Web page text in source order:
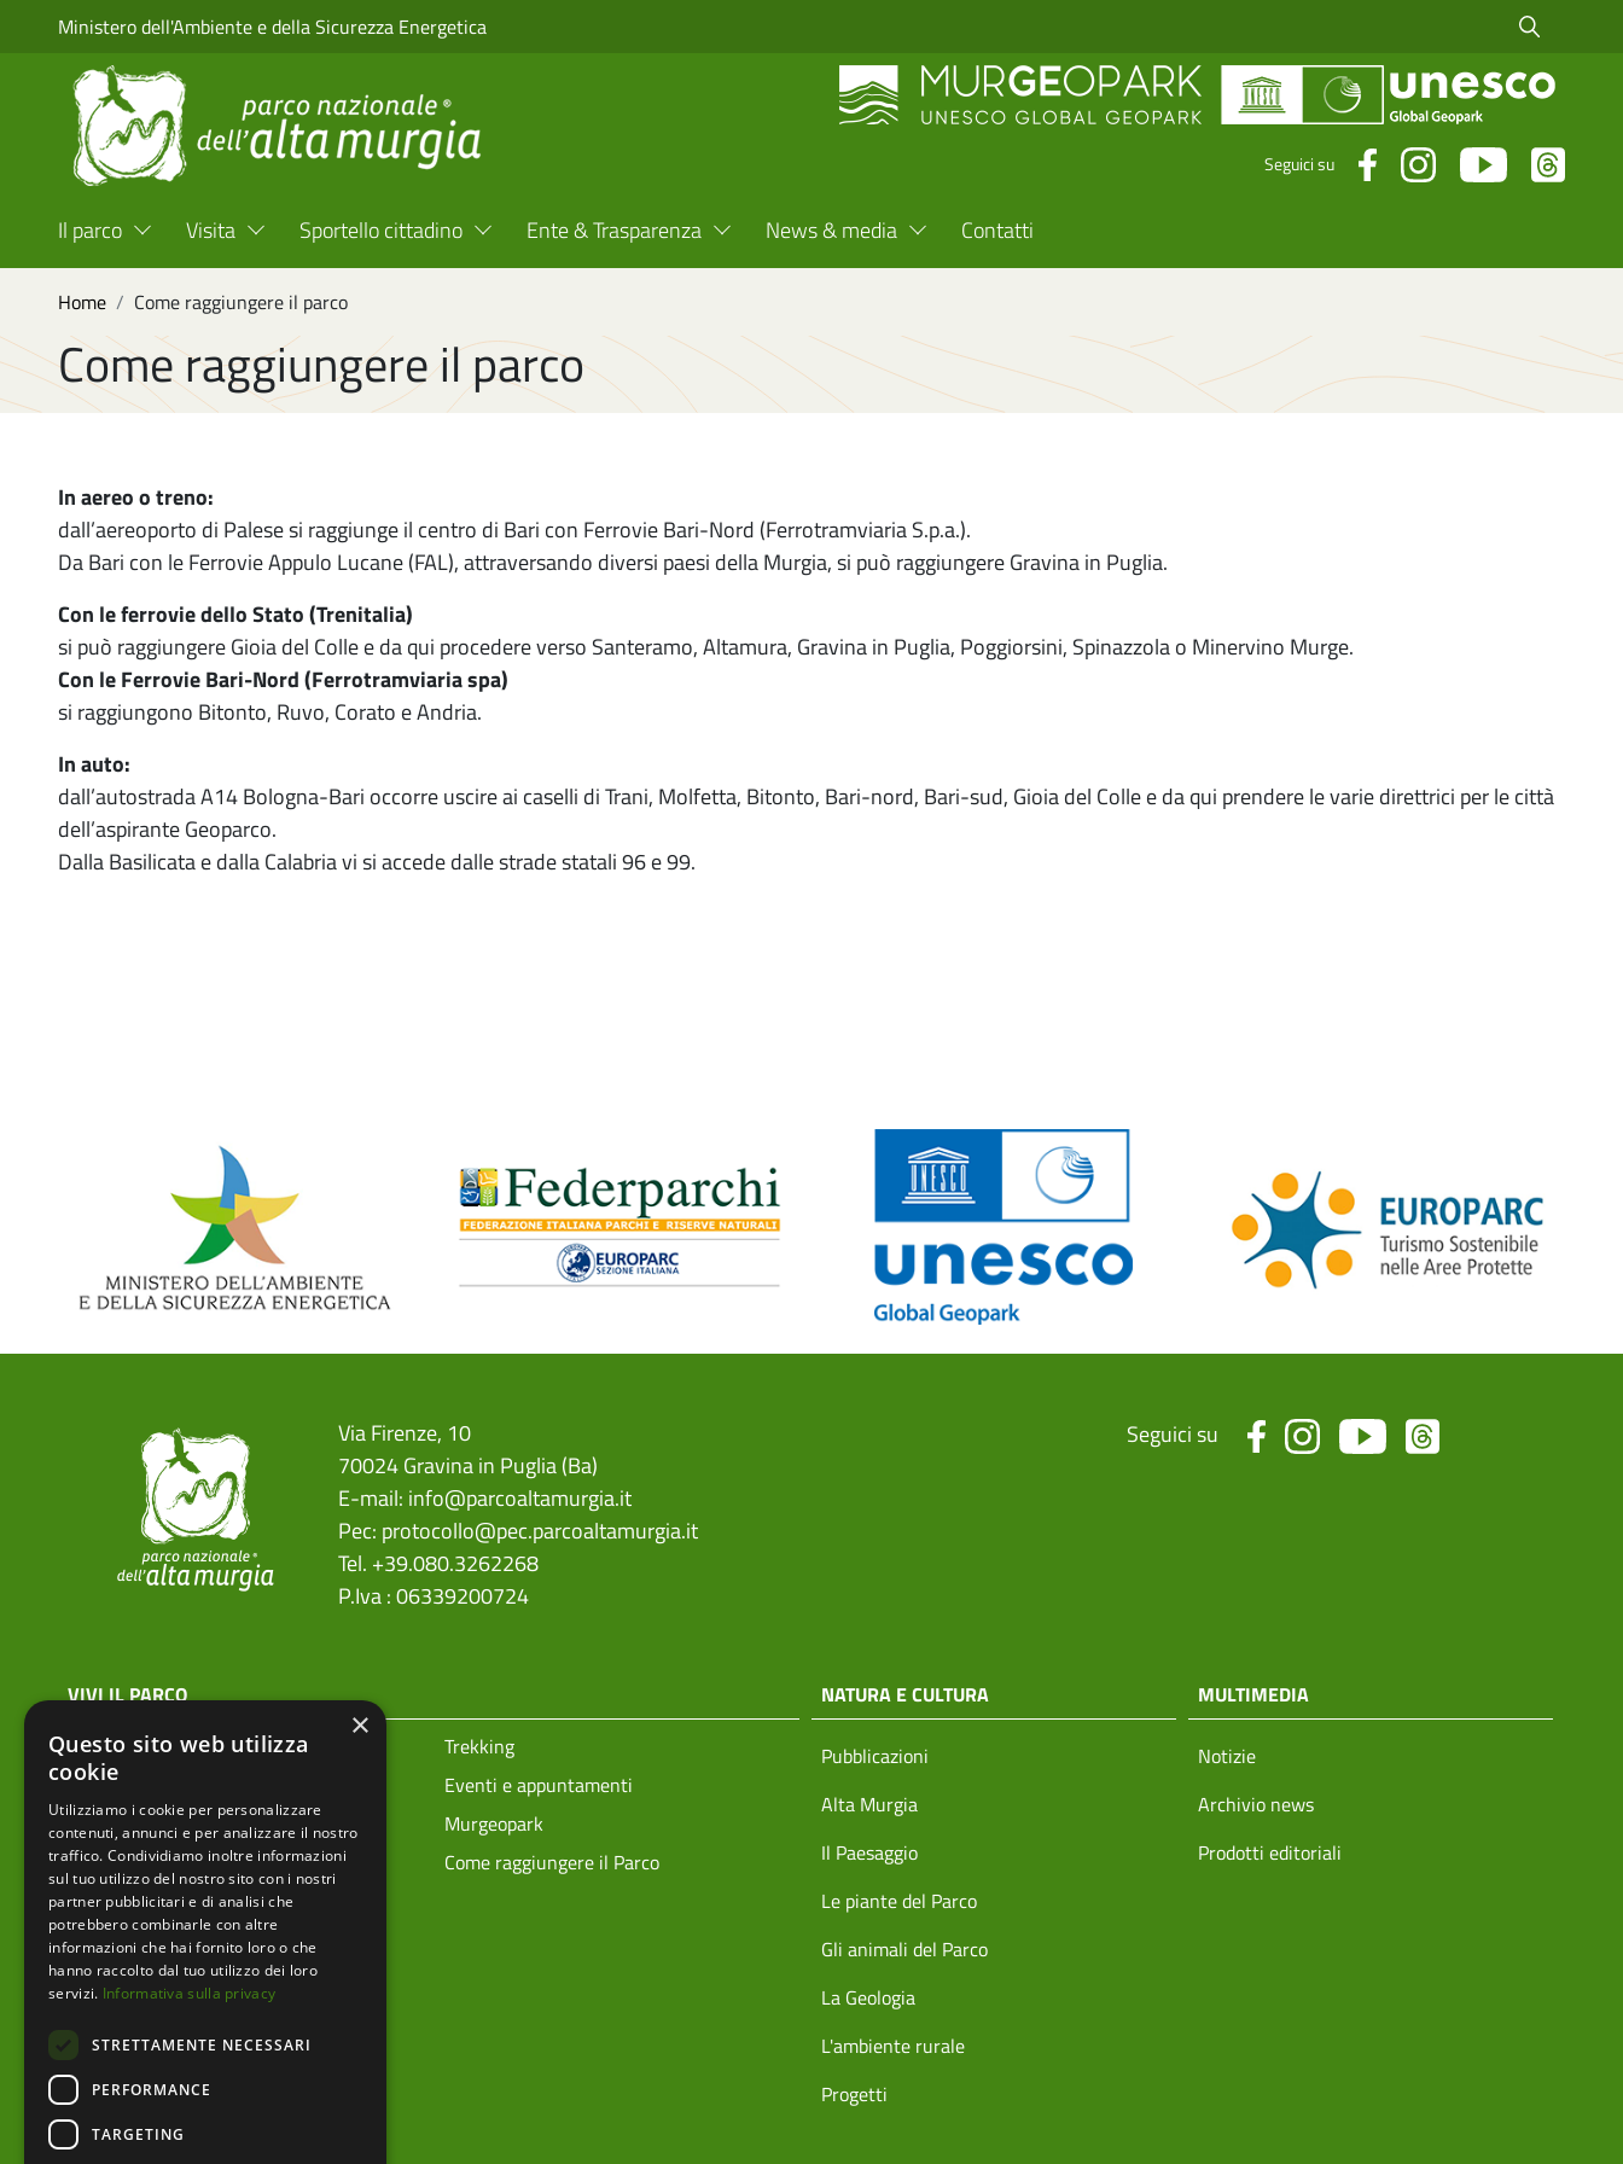
Salta al contenuto principale
Ministero dell'Ambiente e della Sicurezza Energetica Cerca fra i
Seguici su
Menu Top Header
Il parco Visita Sportello cittadino Ente & Trasparenza News & media Contatti
Home Come raggiungere il parco
Come raggiungere il parco
In aereo o treno:
dall’aereoporto di Palese si raggiunge il centro di Bari con Ferrovie Bari-Nord (Ferrotramviaria S.p.a.).
Da Bari con le Ferrovie Appulo Lucane (FAL), attraversando diversi paesi della Murgia, si può raggiungere Gravina in Puglia.
Con le ferrovie dello Stato (Trenitalia)
si può raggiungere Gioia del Colle e da qui procedere verso Santeramo, Altamura, Gravina in Puglia, Poggiorsini, Spinazzola o Minervino Murge.
Con le Ferrovie Bari-Nord (Ferrotramviaria spa)
si raggiungono Bitonto, Ruvo, Corato e Andria.
In auto:
dall’autostrada A14 Bologna-Bari occorre uscire ai caselli di Trani, Molfetta, Bitonto, Bari-nord, Bari-sud, Gioia del Colle e da qui prendere le varie direttrici per le città
dell’aspirante Geoparco.
Dalla Basilicata e dalla Calabria vi si accede dalle strade statali 96 e 99.
Via Firenze, 10
70024 Gravina in Puglia (Ba)
E-mail: info@parcoaltamurgia.it
Pec: protocollo@pec.parcoaltamurgia.it
Tel. +39.080.3262268
P.Iva : 06339200724
Seguici su
menu top footer
VIVI IL PARCO
Prenota la tua visita
Trekking
Ciclovie
Eventi e appuntamenti
Vivere i parchi in sicurezza
Murgeopark
Mappa tecnica
Come raggiungere il Parco
NATURA E CULTURA
Pubblicazioni
Alta Murgia
Il Paesaggio
Le piante del Parco
Gli animali del Parco
La Geologia
L'ambiente rurale
Progetti
MULTIMEDIA
Notizie
Archivio news
Prodotti editoriali
×
Questo sito web utilizza
cookie
Utilizziamo i cookie per personalizzare
contenuti, annunci e per analizzare il nostro
traffico. Condividiamo inoltre informazioni
sul tuo utilizzo del nostro sito con i nostri
partner pubblicitari e di analisi che
potrebbero combinarle con altre
informazioni che hai fornito loro o che
hanno raccolto dal tuo utilizzo dei loro
servizi. Informativa sulla privacy
STRETTAMENTE NECESSARI
PERFORMANCE
TARGETING